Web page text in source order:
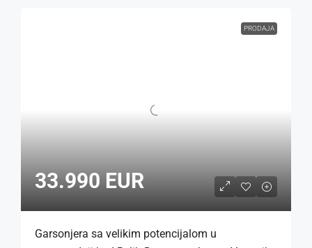
PRODAJA
33.990 EUR
Garsonjera sa velikim potencijalom u